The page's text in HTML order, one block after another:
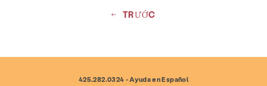
TRƯỚC
425.282.0324 - Ayuda en Español